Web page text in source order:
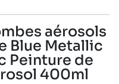
aérosols
Blue Metallic
Peinture de
400ml